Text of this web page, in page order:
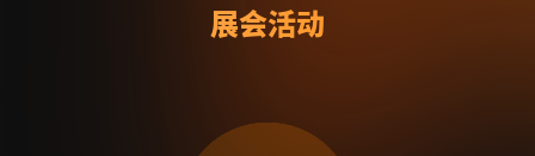
展会活动